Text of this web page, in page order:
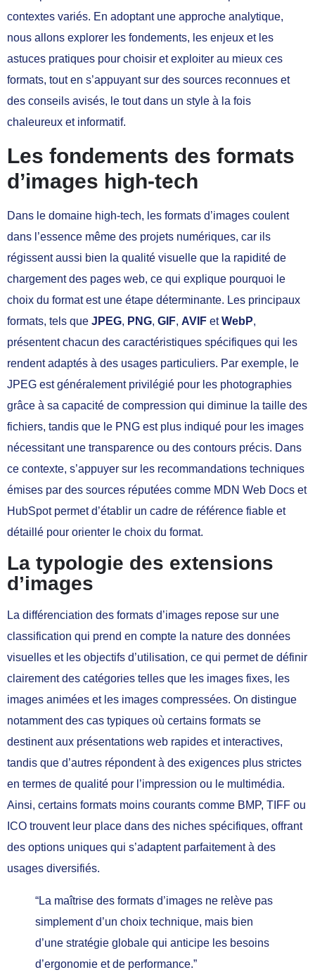
contextes variés. En adoptant une approche analytique,
nous allons explorer les fondements, les enjeux et les
astuces pratiques pour choisir et exploiter au mieux ces
formats, tout en s’appuyant sur des sources reconnues et
des conseils avisés, le tout dans un style à la fois
chaleureux et informatif.
Les fondements des formats
d’images high-tech
Dans le domaine high-tech, les formats d’images coulent
dans l’essence même des projets numériques, car ils
régissent aussi bien la qualité visuelle que la rapidité de
chargement des pages web, ce qui explique pourquoi le
choix du format est une étape déterminante. Les principaux
formats, tels que JPEG, PNG, GIF, AVIF etWebP,
présentent chacun des caractéristiques spécifiques qui les
rendent adaptés à des usages particuliers. Par exemple, le
JPEG est généralement privilégié pour les photographies
grâce à sa capacité de compression qui diminue la taille des
fichiers, tandis que le PNG est plus indiqué pour les images
nécessitant une transparence ou des contours précis. Dans
ce contexte, s’appuyer sur les recommandations techniques
émises par des sources réputées comme MDN Web Docs et
HubSpot permet d’établir un cadre de référence fiable et
détaillé pour orienter le choix du format.
La typologie des extensions
d’images
La différenciation des formats d’images repose sur une
classification qui prend en compte la nature des données
visuelles et les objectifs d’utilisation, ce qui permet de définir
clairement des catégories telles que les images fixes, les
images animées et les images compressées. On distingue
notamment des cas typiques où certains formats se
destinent aux présentations web rapides et interactives,
tandis que d’autres répondent à des exigences plus strictes
en termes de qualité pour l’impression ou le multimédia.
Ainsi, certains formats moins courants comme BMP, TIFF ou
ICO trouvent leur place dans des niches spécifiques, offrant
des options uniques qui s’adaptent parfaitement à des
usages diversifiés.
“La maîtrise des formats d’images ne relève pas
simplement d’un choix technique, mais bien
d’une stratégie globale qui anticipe les besoins
d’ergonomie et de performance.”